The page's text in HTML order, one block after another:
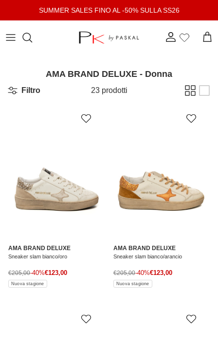
SUMMER SALES FINO AL -50% SULLA SS26
Account
AMA BRAND DELUXE - Donna
Filtro 23 prodotti
AMA BRAND DELUXE
Sneaker slam bianco/oro
Prezzo di vendita
€123,00
Prezzo normale
€205,00-40%
Nuova stagione
AMA BRAND DELUXE
Sneaker slam bianco/arancio
Prezzo di vendita
€123,00
Prezzo normale
€205,00-40%
Nuova stagione